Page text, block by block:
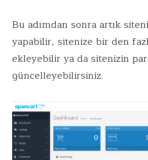
Bu adımdan sonra artık
yapabilir, sitenize bir den
ekleyebilir ya da sitenizin
güncelleyebilirsiniz.